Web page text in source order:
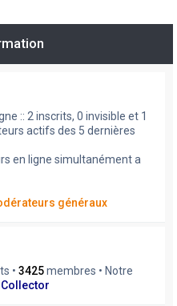
:: 2 inscrits, 0 invisible et 1
actifs des 5 dernières
en ligne simultanément a
généraux
• 3425membres • Notre